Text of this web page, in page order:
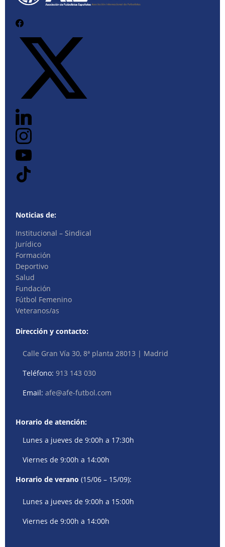
Noticias de:
Institucional – Sindical
Jurídico
Formación
Deportivo
Salud
Fundación
Fútbol Femenino
Veteranos/as
Dirección y contacto:
Calle Gran Vía 30, 8ª planta 28013 | Madrid
Teléfono:913 143 030
Email:afe@afe-futbol.com
Horario de atención:
Lunes a jueves de 9:00h a 17:30h
Viernes de 9:00h a 14:00h
Horario de verano (15/06 – 15/09):
Lunes a jueves de 9:00h a 15:00h
Viernes de 9:00h a 14:00h